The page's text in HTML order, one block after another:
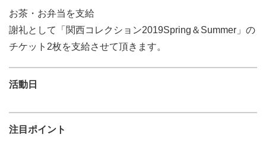
お茶・お弁当を支給
謝礼として「関西コレクション2019Spring＆Summer」の
チケット2枚を支給させて頂きます。
活動日
注目ポイント